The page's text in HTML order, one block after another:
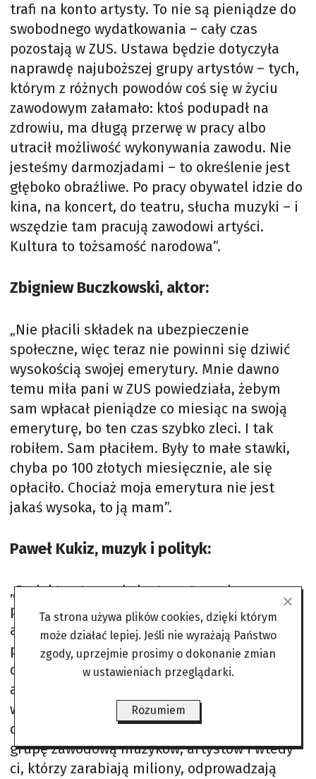
trafi na konto artysty. To nie są pieniądze do
swobodnego wydatkowania – cały czas
pozostają w ZUS. Ustawa będzie dotyczyła
naprawdę najuboższej grupy artystów – tych,
którym z różnych powodów coś się w życiu
zawodowym załamało: ktoś podupadł na
zdrowiu, ma długą przerwę w pracy albo
utracił możliwość wykonywania zawodu. Nie
jesteśmy darmozjadami – to określenie jest
głęboko obraźliwe. Po pracy obywatel idzie do
kina, na koncert, do teatru, słucha muzyki – i
wszędzie tam pracują zawodowi artyści.
Kultura to tożsamość narodowa”.
Zbigniew Buczkowski, aktor:
„Nie płacili składek na ubezpieczenie
społeczne, więc teraz nie powinni się dziwić
wysokością swojej emerytury. Mnie dawno
temu miła pani w ZUS powiedziała, żebym
sam wpłacał pieniądze co miesiąc na swoją
emeryturę, bo ten czas szybko zleci. I tak
robiłem. Sam płaciłem. Były to małe stawki,
chyba po 100 złotych miesięcznie, ale się
opłaciło. Chociaż moja emerytura nie jest
jakaś wysoka, to ją mam”.
Paweł Kukiz, muzyk i polityk:
„Projekt ustawy nie jest wystarczająco
precyzyjny, a finansowanie wsparcia dla
artystów nie powinno obciążać wyłącznie
podatników. Państwo powinno mobilizować
organizacje zbiorowego zarządzania prawami
autorskimi czy wykonawczymi do partycypacji
w zapewnianiu środków na przetrwanie w
okresie emerytalnym. Obciążyć podatkiem
grupę zawodową muzyków, artystów i wtedy
ci, którzy zarabiają miliony, odprowadzają
Ta strona używa plików cookies, dzięki którym
może działać lepiej. Jeśli nie wyrażają Państwo
zgody, uprzejmie prosimy o dokonanie zmian
w ustawieniach przeglądarki.
Rozumiem